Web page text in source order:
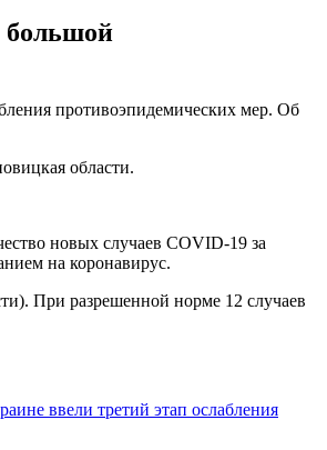
большой
противоэпидемических мер. Об
области.
новых случаев COVID-19 за
на коронавирус.
При разрешенной норме 12 случаев
ввели третий этап ослабления